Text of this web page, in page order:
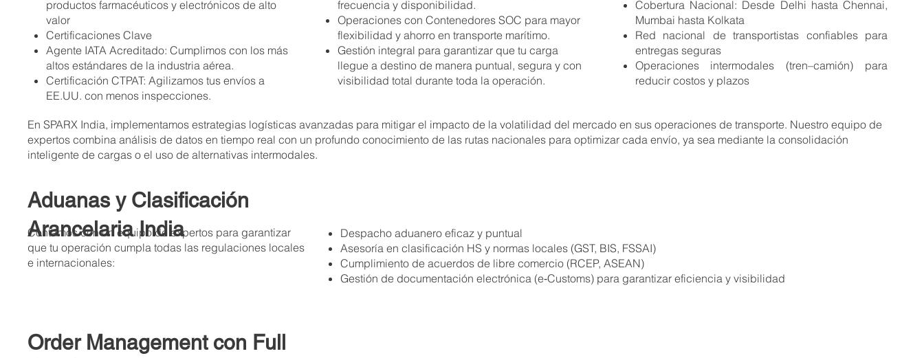
productos farmacéuticos y electrónicos de alto
valor
Certificaciones Clave
Agente IATA Acreditado: Cumplimos con los más
altos estándares de la industria aérea.
Certificación CTPAT: Agilizamos tus envíos a
EE.UU. con menos inspecciones.
frecuencia y disponibilidad.
Operaciones con Contenedores SOC para mayor
flexibilidad y ahorro en transporte marítimo.
Gestión integral para garantizar que tu carga
llegue a destino de manera puntual, segura y con
visibilidad total durante toda la operación.
Cobertura Nacional: Desde Delhi hasta Chennai,
Mumbai hasta Kolkata
Red nacional de transportistas confiables para
entregas seguras
Operaciones intermodales (tren–camión) para
reducir costos y plazos
En SPARX India, implementamos estrategias logísticas avanzadas para mitigar el impacto de la volatilidad del mercado en sus operaciones de transporte. Nuestro equipo de
expertos combina análisis de datos en tiempo real con un profundo conocimiento de las rutas nacionales para optimizar cada envío, ya sea mediante la consolidación
inteligente de cargas o el uso de alternativas intermodales.
Aduanas y Clasificación
Arancelaria India
Contamos con un equipo de expertos para garantizar
que tu operación cumpla todas las regulaciones locales
e internacionales:
Despacho aduanero eficaz y puntual
Asesoría en clasificación HS y normas locales (GST, BIS, FSSAI)
Cumplimiento de acuerdos de libre comercio (RCEP, ASEAN)
Gestión de documentación electrónica (e‑Customs) para garantizar eficiencia y visibilidad
Order Management con Full